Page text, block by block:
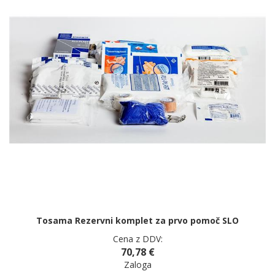
Tosama Rezervni komplet za prvo pomoč SLO
Cena z DDV:
70,78 €
Zaloga